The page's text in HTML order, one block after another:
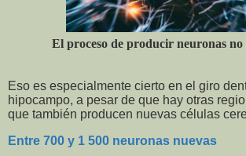
El proceso de producir neuronas no
Eso es especialmente cierto en el giro
hipocampo, a pesar de que hay otras
que también producen nuevas células
Entre 700 y 1 500 neuronas nuevas